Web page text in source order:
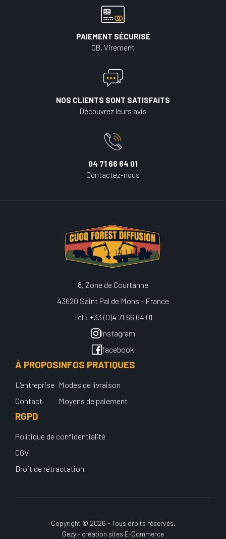
PAIEMENT SÉCURISÉ
CB, Virement
NOS CLIENTS SONT SATISFAITS
Découvrez leurs avis
04 71 66 64 01
Contactez-nous
8, Zone de Courtanne
43620 Saint Pal de Mons - France
Tel : +33 (0)4 71 66 64 01
instagram
facebook
À PROPOS
L'entreprise
Contact
INFOS PRATIQUES
Modes de livraison
Moyens de paiement
RGPD
Politique de confidentialité
CGV
Droit de rétractation
Copyright © 2026 - Tous droits réservés.
Gezy - création sites E-Commerce